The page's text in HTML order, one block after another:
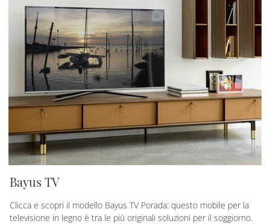
Bayus TV
Clicca e scopri il modello Bayus TV Porada: questo mobile per la
televisione in legno è tra le più originali soluzioni per il soggiorno.